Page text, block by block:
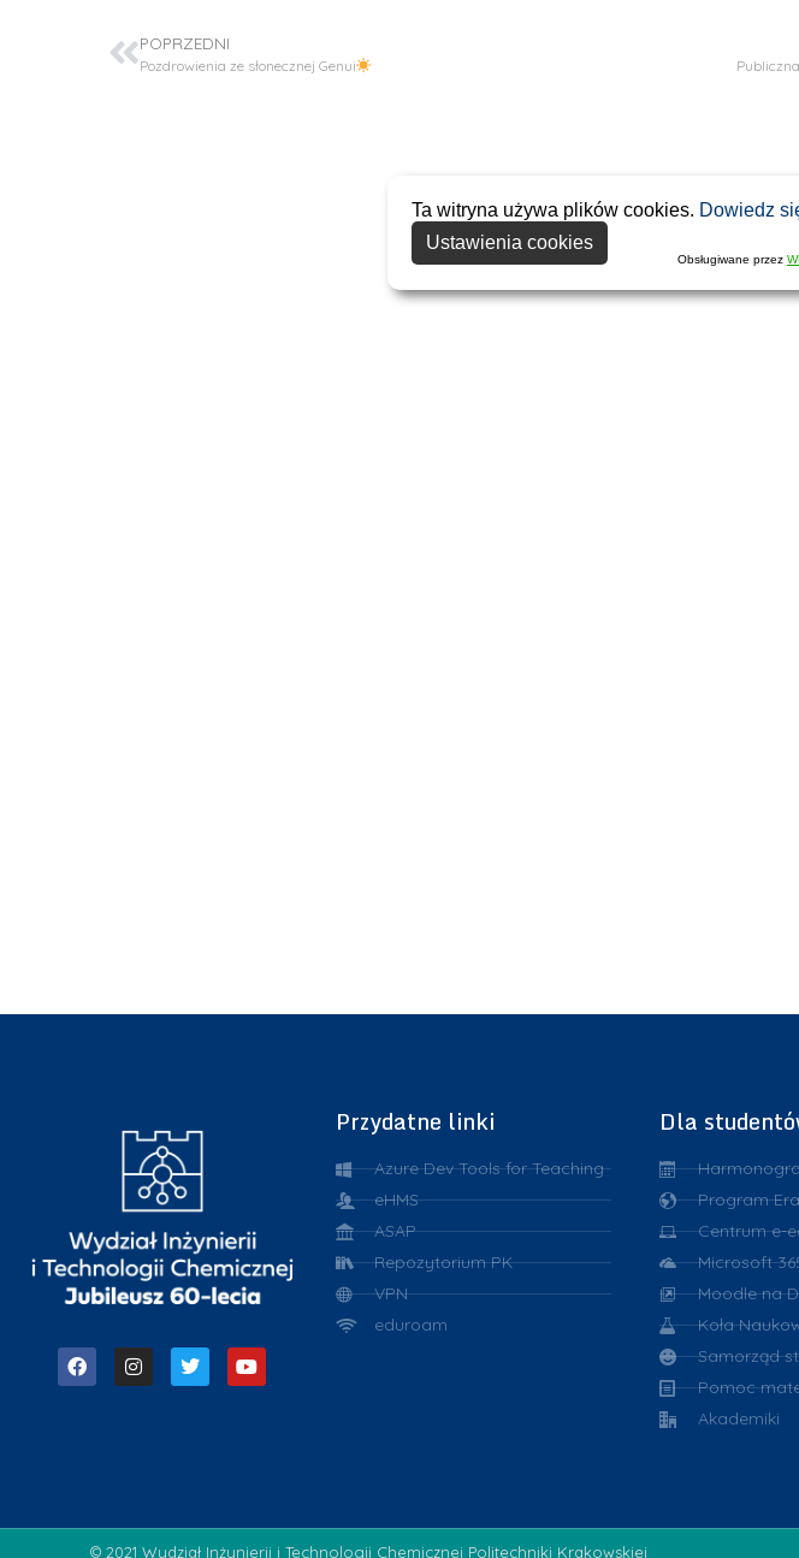
POPRZEDNI
Pozdrowienia ze słonecznej Genui
Przydatne linki
Azure Dev Tools for Teaching
eHMS
ASAP
Repozytorium PK
VPN
eduroam
Dla
Program
Centrum e-
Microsoft
Moodle na
Koła
Samorząd
Pomoc
Akademiki
© 2021 Wydział Inżynierii i Technologii Chemicznej Politechniki Krakowskiej
Ta witryna używa plików cookies. Dowiedz
Ustawienia cookies
Obsługiwane przez